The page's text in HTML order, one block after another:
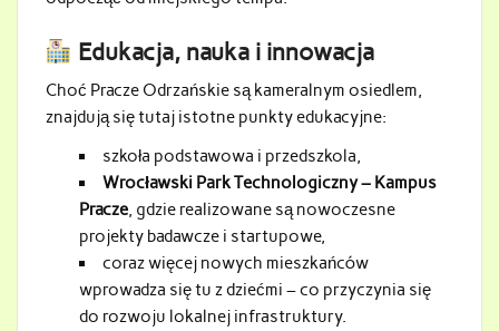
Edukacja, nauka i innowacja
Choć Pracze Odrzańskie są kameralnym osiedlem,
znajdują się tutaj istotne punkty edukacyjne:
szkoła podstawowa i przedszkola,
Wrocławski Park Technologiczny – Kampus
Pracze, gdzie realizowane są nowoczesne
projekty badawcze i startupowe,
coraz więcej nowych mieszkańców
wprowadza się tu z dziećmi – co przyczynia się
do rozwoju lokalnej infrastruktury.